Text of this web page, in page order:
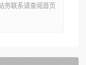
务联系请查阅首页